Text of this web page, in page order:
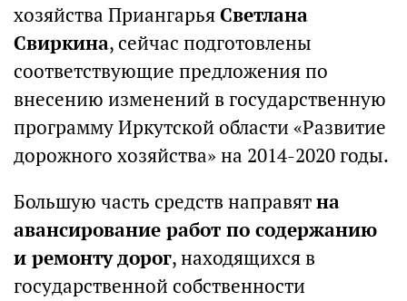
хозяйства ПриангарьяСветлана
Свиркина, сейчас подготовлены
соответствующие предложения по
внесению изменений в государственную
программу Иркутской области «Развитие
дорожного хозяйства» на 2014-2020 годы.
Большую часть средств направятна
авансирование работ по содержанию
и ремонту дорог, находящихся в
государственной собственности